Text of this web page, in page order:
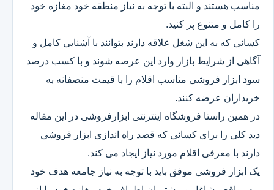
مناسب هستند و البته با توجه به نیاز منطقه خود مغازه خود
را کامل و متنوع پر کنید.
کسانی که به این شغل علاقه دارند بتوانند با آشنایی کامل و
آگاهی از شرایط بازار وارد این عرصه شوند و با کسب درصد
سود ابزار فروشی مناسب اقلام را با قیمت منصفانه به
خریداران عرضه کنند.
در همین راستا فروشگاه اینترنتی ابزارفروشی در این مقاله
دید کلی را برای کسانی که قصد راه اندازی ابزار فروشی
دارند با معرفی اقلام مورد نیاز ایجاد می کند.
یک ابزار فروشی موفق باید با توجه به نیاز جامعه هدف خود